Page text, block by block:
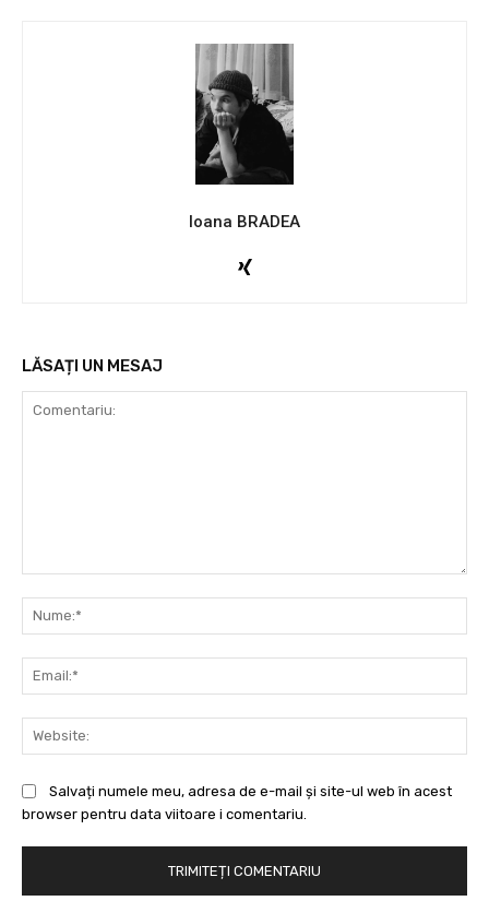
Ioana BRADEA
LĂSAȚI UN MESAJ
Salvați numele meu, adresa de e-mail și site-ul web în acest
browser pentru data viitoare i comentariu.